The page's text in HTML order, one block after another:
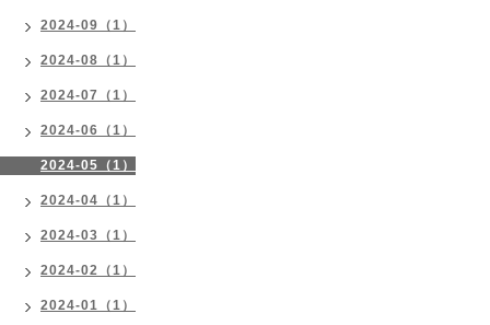
2024-09（1）
2024-08（1）
2024-07（1）
2024-06（1）
2024-05（1）
2024-04（1）
2024-03（1）
2024-02（1）
2024-01（1）